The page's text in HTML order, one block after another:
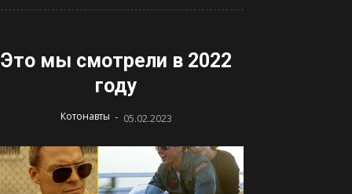
Это мы смотрели в 2022
году
Котонавты - 05.02.2023